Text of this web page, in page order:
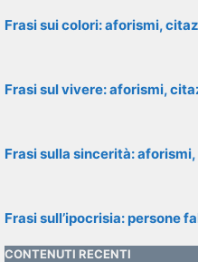
Frasi sui colori: aforismi,
Frasi sul vivere: aforismi,
Frasi sulla sincerità:
Frasi sull’ipocrisia: persone
CONTENUTI RECENTI